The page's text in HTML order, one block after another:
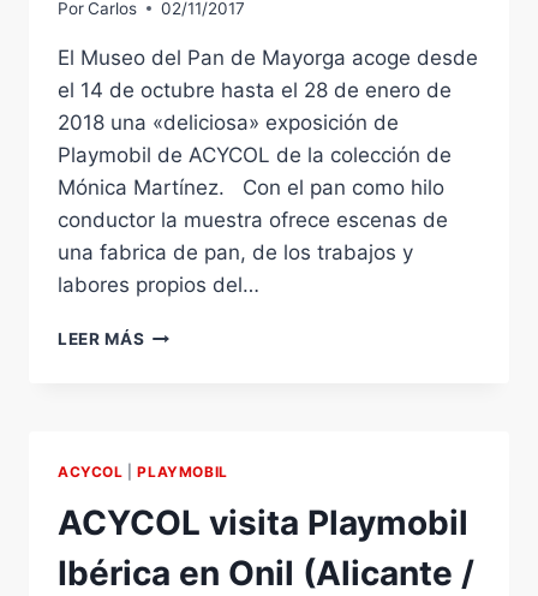
PorCarlos 02/11/2017
El Museo del Pan de Mayorga acoge desde
el 14 de octubre hasta el 28 de enero de
2018 una «deliciosa» exposición de
Playmobil de ACYCOL de la colección de
Mónica Martínez. Con el pan como hilo
conductor la muestra ofrece escenas de
una fabrica de pan, de los trabajos y
labores propios del…
LEER MÁS PLAYMOBIL
PAN
DE
MAYORGA,
VALLADOLID.
ACYCOL |PLAYMOBIL
ACYCOL visita Playmobil
Ibérica en Onil (Alicante /